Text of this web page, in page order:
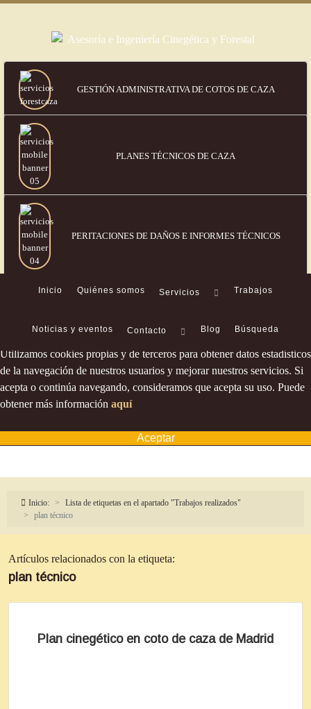
GESTIÓN ADMINISTRATIVA DE COTOS DE CAZA
PLANES TÉCNICOS DE CAZA
PERITACIONES DE DAÑOS E INFORMES TÉCNICOS
Inicio Quiénes somos Servicios Trabajos
Noticias y eventos Contacto Blog Búsqueda
Utilizamos cookies propias y de terceros para obtener datos estadísticos
de la navegación de nuestros usuarios y mejorar nuestros servicios. Si
acepta o continúa navegando, consideramos que acepta su uso. Puede
obtener más información aquí
Aceptar
Inicio:
Lista de etiquetas en el apartado "Trabajos realizados"
plan técnico
Artículos relacionados con la etiqueta:
plan técnico
Plan cinegético en coto de caza de Madrid